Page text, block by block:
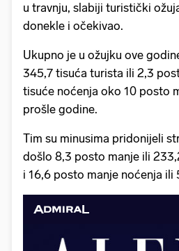
u travnju, slabiji turistički
donekle i očekivao.
Ukupno je u ožujku ove
345,7 tisuća turista ili 2,3
tisuće noćenja oko 10 posto
prošle godine.
Tim su minusima pridonijeli
došlo 8,3 posto manje ili
i 16,6 posto manje noćenja ili